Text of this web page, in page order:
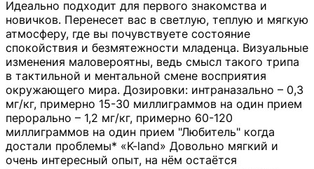
Идеально подходит для первого знакомства и
новичков. Перенесет вас в светлую, теплую и мягкую
атмосферу, где вы почувствуете состояние
спокойствия и безмятежности младенца. Визуальные
изменения маловероятны, ведь смысл такого трипа
в тактильной и ментальной смене восприятия
окружающего мира. Дозировки: интраназально – 0,3
мг/кг, примерно 15-30 миллиграммов на один прием
перорально – 1,2 мг/кг, примерно 60-120
миллиграммов на один прием "Любитель" когда
достали проблемы* «K-land» Довольно мягкий и
очень интересный опыт, на нём остаётся